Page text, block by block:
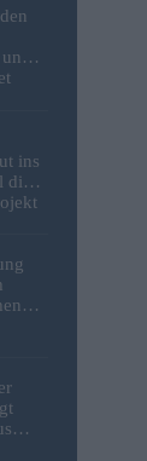
und
ins
die